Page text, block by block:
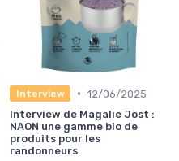
Interview • 12/06/2025
Interview de Magalie Jost :
NAON une gamme bio de
produits pour les
randonneurs